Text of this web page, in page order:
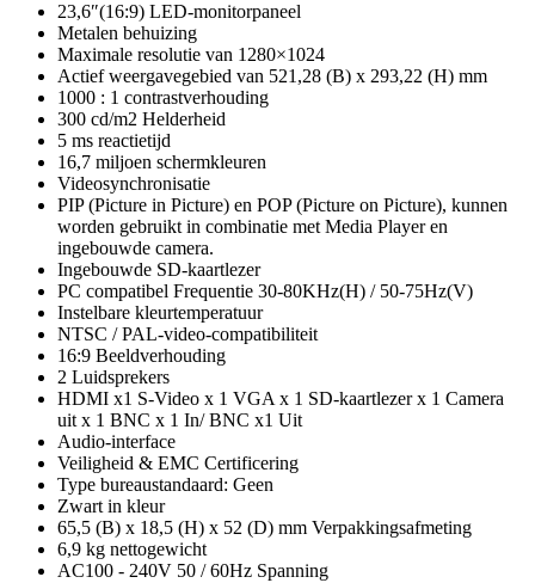
23,6″(16:9) LED-monitorpaneel
Metalen behuizing
Maximale resolutie van 1280×1024
Actief weergavegebied van 521,28 (B) x 293,22 (H) mm
1000 : 1 contrastverhouding
300 cd/m2 Helderheid
5 ms reactietijd
16,7 miljoen schermkleuren
Videosynchronisatie
PIP (Picture in Picture) en POP (Picture on Picture), kunnen
worden gebruikt in combinatie met Media Player en
ingebouwde camera.
Ingebouwde SD-kaartlezer
PC compatibel Frequentie 30-80KHz(H) / 50-75Hz(V)
Instelbare kleurtemperatuur
NTSC / PAL-video-compatibiliteit
16:9 Beeldverhouding
2 Luidsprekers
HDMI x1 S-Video x 1 VGA x 1 SD-kaartlezer x 1 Camera
uit x 1 BNC x 1 In/ BNC x1 Uit
Audio-interface
Veiligheid & EMC Certificering
Type bureaustandaard: Geen
Zwart in kleur
65,5 (B) x 18,5 (H) x 52 (D) mm Verpakkingsafmeting
6,9 kg nettogewicht
AC100 - 240V 50 / 60Hz Spanning